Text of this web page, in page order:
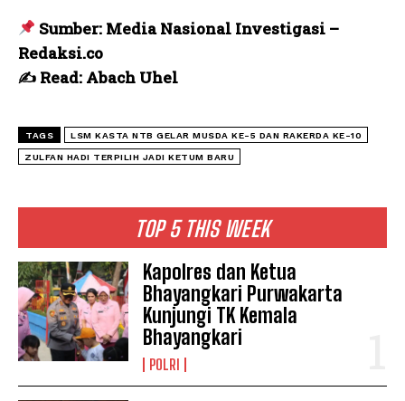
TOP 5 THIS WEEK
Kapolres dan Ketua
Bhayangkari Purwakarta
Kunjungi TK Kemala
Bhayangkari
POLRI
Sumber: Media Nasional Investigasi –
Redaksi.co
✍️ Read: Abach Uhel
TAGS LSM KASTA NTB GELAR MUSDA KE-5 DAN RAKERDA KE-10
ZULFAN HADI TERPILIH JADI KETUM BARU